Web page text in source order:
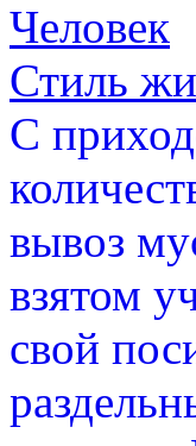
Человек
Стиль
С
вывоз
взятом
свой